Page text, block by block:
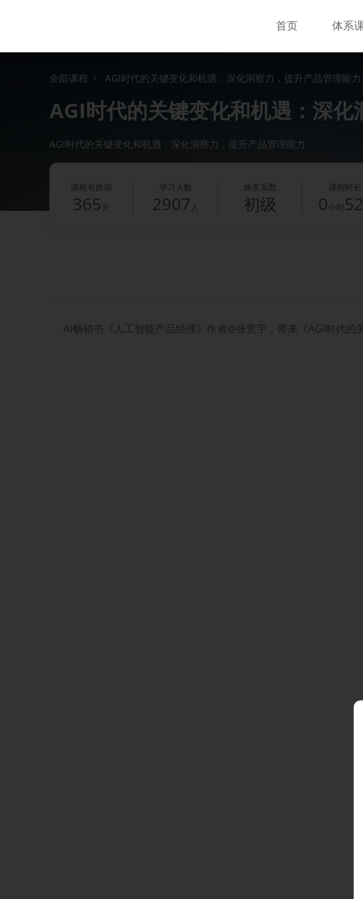
首页 体系
全部课程 \ AGI时代的关键变化和机遇：深化洞察力，提升产品管理能
AGI时代的关键变化和机遇：深
AGI时代的关键变化和机遇：深化洞察力，提升产品管理能力
课程有效期
365 天
学习人数
2907 人
难度系数
初级
课程时长
0小时 52
AI畅销书《人工智能产品经理》作者@张竞宇，带来《AGI时代